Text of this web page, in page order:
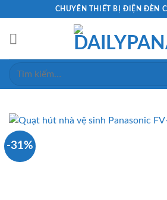
content
CHUYÊN THIẾT BỊ ĐIỆN ĐÈN
Tìm
-31%